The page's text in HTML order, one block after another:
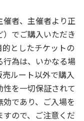
者、主催者より正
でご購入いただき
としたチケットの
為は、いかなる場
ルート以外で購入
を一切保証されて
であり、ご入場を
ので、ご注意くだ